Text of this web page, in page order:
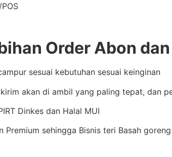
Order Abon
sesuai kebutuhan sesuai keinginan
akan di ambil yang paling tepat, dan
Dinkes dan Halal MUI
Premium sehingga Bisnis teri Basah